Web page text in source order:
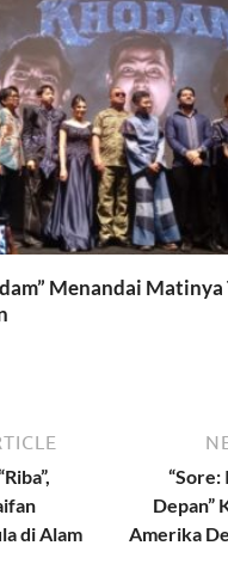
Menandai
di Alam
“Sore:
Depan”
Amerika